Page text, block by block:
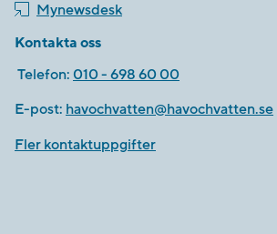
Mynewsdesk
Kontakta oss
Telefon: 010 - 698 60 00
E-post: havochvatten@havochvatten.se
Fler kontaktuppgifter